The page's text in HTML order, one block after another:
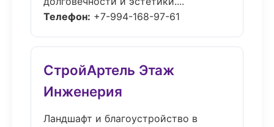
Телефон: +7-994-168-97-61
СтройАртель Этаж
Инженерия
Ландшафт и благоустройство в